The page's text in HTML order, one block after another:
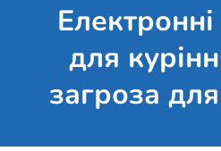
для
загроза